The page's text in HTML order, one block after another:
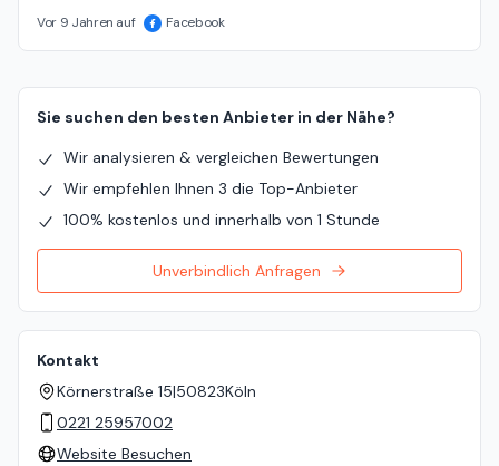
Vor 9 Jahren auf Facebook
Sie suchen den besten Anbieter in der Nähe?
Wir analysieren & vergleichen Bewertungen
Wir empfehlen Ihnen 3 die Top-Anbieter
100% kostenlos und innerhalb von 1 Stunde
Unverbindlich Anfragen
Kontakt
Körnerstraße 15|50823Köln
0221 25957002
Website Besuchen